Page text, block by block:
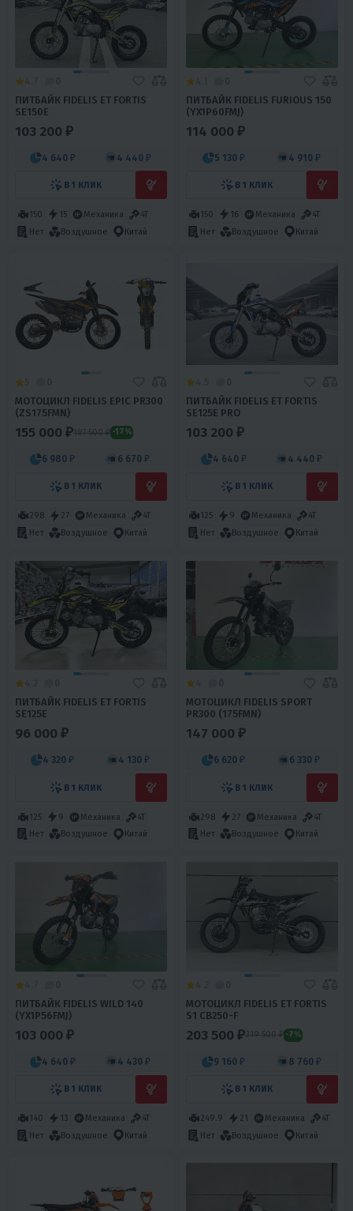
ПИТБАЙК FIDELIS ET FORTIS
SE150E
103 200 ₽
4 640 ₽ 4 440 ₽
В 1 КЛИК
150 15 Механика
4T
Нет
Воздушное Китай
ПИТБАЙК FIDELIS FURIOUS 150
(YX1P60FMJ)
114 000 ₽
5 130 ₽ 4 910 ₽
В 1 КЛИК
150 16 Механика
4T
Нет
Воздушное Китай
МОТОЦИКЛ FIDELIS EPIC PR300
(ZS175FMN)
155 000 ₽187 500 ₽ -17%
6 980 ₽ 6 670 ₽
В 1 КЛИК
298 27 Механика
4T
Нет
Воздушное Китай
ПИТБАЙК FIDELIS ET FORTIS
SE125E PRO
103 200 ₽
4 640 ₽ 4 440 ₽
В 1 КЛИК
125 9 Механика
4T
Нет
Воздушное Китай
ПИТБАЙК FIDELIS ET FORTIS
SE125E
96 000 ₽
4 320 ₽ 4 130 ₽
В 1 КЛИК
125 9 Механика
4T
Нет
Воздушное Китай
МОТОЦИКЛ FIDELIS SPORT
PR300 (175FMN)
147 000 ₽
6 620 ₽ 6 330 ₽
В 1 КЛИК
298 27 Механика
4T
Нет
Воздушное Китай
ПИТБАЙК FIDELIS WILD 140
(YX1P56FMJ)
103 000 ₽
4 640 ₽ 4 430 ₽
В 1 КЛИК
140 13 Механика
4T
Нет
Воздушное Китай
МОТОЦИКЛ FIDELIS ET FORTIS
S1 CB250-F
203 500 ₽219 500 ₽ -7%
9 160 ₽ 8 760 ₽
В 1 КЛИК
249.9 21 Механика
4T
Нет
Воздушное Китай